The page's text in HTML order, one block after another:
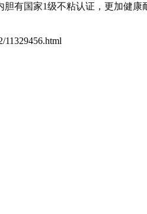
有国家1级不粘认证，更加健康
11329456.html